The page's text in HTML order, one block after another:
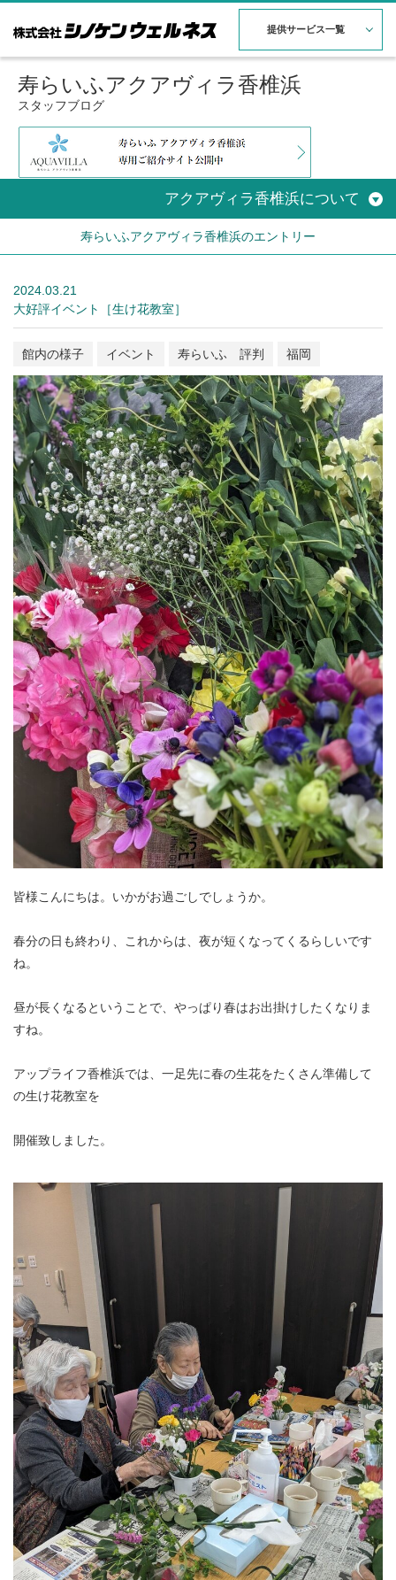
提供サービス一覧
寿らいふアクアヴィラ香椎浜
スタッフブログ
アクアヴィラ香椎浜について
寿らいふアクアヴィラ香椎浜のエントリー
2024.03.21
大好評イベント［生け花教室］
館内の様子 イベント 寿らいふ 評判 福岡
皆様こんにちは。いかがお過ごしでしょうか。
春分の日も終わり、これからは、夜が短くなってくるらしいです
ね。
昼が長くなるということで、やっぱり春はお出掛けしたくなりま
すね。
アップライフ香椎浜では、一足先に春の生花をたくさん準備して
の生け花教室を
開催致しました。